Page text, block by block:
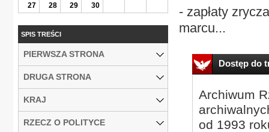
- zapłaty
marcu...
Dostęp do
Archiwum
od 1993
27
28 29 30
SPIS TREŚCI
PIERWSZA STRONA
DRUGA STRONA
KRAJ
RZECZ O POLITYCE